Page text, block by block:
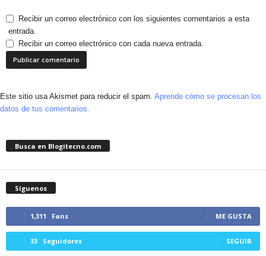
Recibir un correo electrónico con los siguientes comentarios a esta
entrada.
Recibir un correo electrónico con cada nueva entrada.
Este sitio usa Akismet para reducir el spam. Aprende cómo se procesan los
datos de tus comentarios.
Busca en Blogitecno.com
Síguenos
1,311 Fans ME GUSTA
33 Seguidores SEGUIR